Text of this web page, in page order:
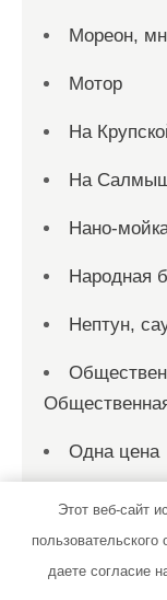
Мореон,
Мотор
На
На
Нано-
Народная
Нептун,
Одна цена
Озеро
Озеро
Этот веб-сайт
даете согласие